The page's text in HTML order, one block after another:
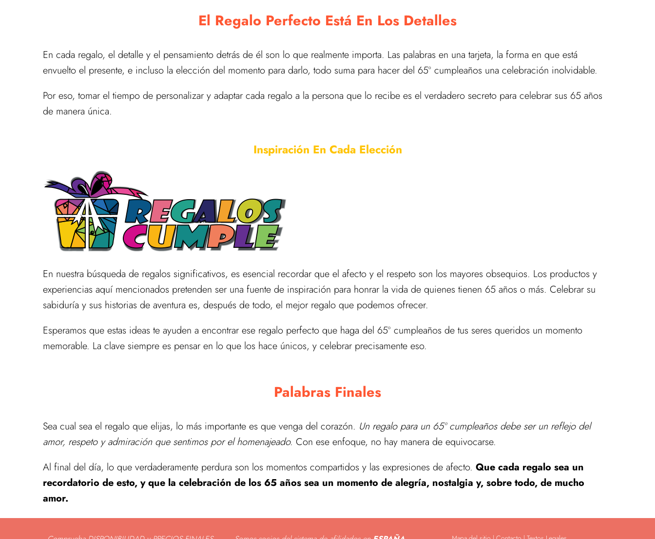
El Regalo Perfecto Está En Los Detalles
En cada regalo, el detalle y el pensamiento detrás de él son lo que realmente importa. Las palabras en una tarjeta, la forma en que está
envuelto el presente, e incluso la elección del momento para darlo, todo suma para hacer del 65º cumpleaños una celebración inolvidable.
Por eso, tomar el tiempo de personalizar y adaptar cada regalo a la persona que lo recibe es el verdadero secreto para celebrar sus 65 años
de manera única.
Inspiración En Cada Elección
En nuestra búsqueda de regalos significativos, es esencial recordar que el afecto y el respeto son los mayores obsequios. Los productos y
experiencias aquí mencionados pretenden ser una fuente de inspiración para honrar la vida de quienes tienen 65 años o más. Celebrar su
sabiduría y sus historias de aventura es, después de todo, el mejor regalo que podemos ofrecer.
Esperamos que estas ideas te ayuden a encontrar ese regalo perfecto que haga del 65º cumpleaños de tus seres queridos un momento
memorable. La clave siempre es pensar en lo que los hace únicos, y celebrar precisamente eso.
Palabras Finales
Sea cual sea el regalo que elijas, lo más importante es que venga del corazón. Un regalo para un 65º cumpleaños debe ser un reflejo del
amor, respeto y admiración que sentimos por el homenajeado. Con ese enfoque, no hay manera de equivocarse.
Al final del día, lo que verdaderamente perdura son los momentos compartidos y las expresiones de afecto. Que cada regalo sea un
recordatorio de esto, y que la celebración de los 65 años sea un momento de alegría, nostalgia y, sobre todo, de mucho
amor.